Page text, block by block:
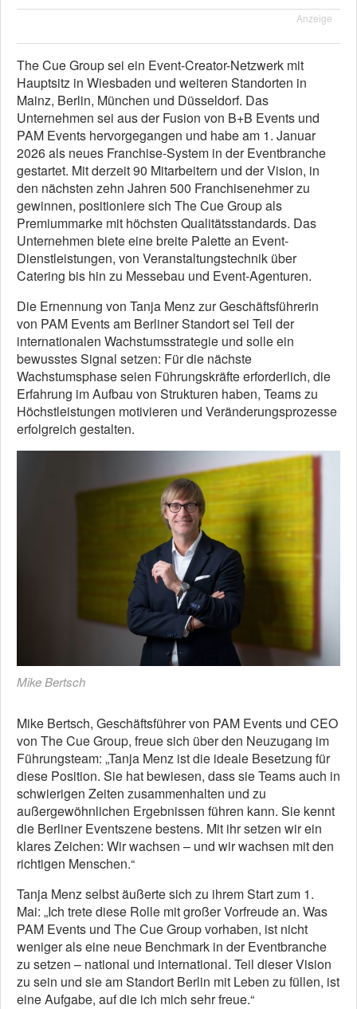
Anzeige
The Cue Group sei ein Event-Creator-Netzwerk mit
Hauptsitz in Wiesbaden und weiteren Standorten in
Mainz, Berlin, München und Düsseldorf. Das
Unternehmen sei aus der Fusion von B+B Events und
PAM Events hervorgegangen und habe am 1. Januar
2026 als neues Franchise-System in der Eventbranche
gestartet. Mit derzeit 90 Mitarbeitern und der Vision, in
den nächsten zehn Jahren 500 Franchisenehmer zu
gewinnen, positioniere sich The Cue Group als
Premiummarke mit höchsten Qualitätsstandards. Das
Unternehmen biete eine breite Palette an Event-
Dienstleistungen, von Veranstaltungstechnik über
Catering bis hin zu Messebau und Event-Agenturen.
Die Ernennung von Tanja Menz zur Geschäftsführerin
von PAM Events am Berliner Standort sei Teil der
internationalen Wachstumsstrategie und solle ein
bewusstes Signal setzen: Für die nächste
Wachstumsphase seien Führungskräfte erforderlich, die
Erfahrung im Aufbau von Strukturen haben, Teams zu
Höchstleistungen motivieren und Veränderungsprozesse
erfolgreich gestalten.
Mike Bertsch
Mike Bertsch, Geschäftsführer von PAM Events und CEO
von The Cue Group, freue sich über den Neuzugang im
Führungsteam: „Tanja Menz ist die ideale Besetzung für
diese Position. Sie hat bewiesen, dass sie Teams auch in
schwierigen Zeiten zusammenhalten und zu
außergewöhnlichen Ergebnissen führen kann. Sie kennt
die Berliner Eventszene bestens. Mit ihr setzen wir ein
klares Zeichen: Wir wachsen – und wir wachsen mit den
richtigen Menschen.“
Tanja Menz selbst äußerte sich zu ihrem Start zum 1.
Mai: „Ich trete diese Rolle mit großer Vorfreude an. Was
PAM Events und The Cue Group vorhaben, ist nicht
weniger als eine neue Benchmark in der Eventbranche
zu setzen – national und international. Teil dieser Vision
zu sein und sie am Standort Berlin mit Leben zu füllen, ist
eine Aufgabe, auf die ich mich sehr freue.“